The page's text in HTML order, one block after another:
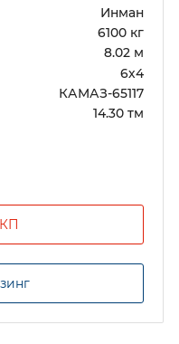
Инман
6100 кг
8.02 м
6х4
КАМАЗ-65117
14.30 тм